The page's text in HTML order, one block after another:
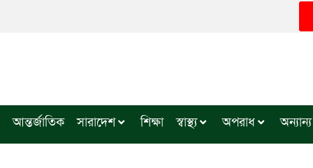
আন্তর্জাতিক সারাদেশ শিক্ষা স্বাস্থ্য অপরাধ অন্যান্য